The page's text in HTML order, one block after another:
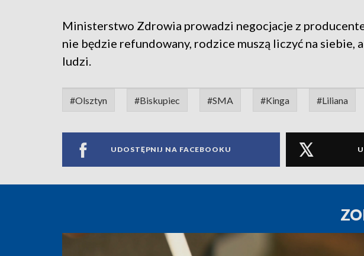
Ministerstwo Zdrowia prowadzi negocjacje z
nie będzie refundowany, rodzice muszą liczyć na siebie,
ludzi.
#Olsztyn #Biskupiec #SMA #Kinga #Liliana
UDOSTĘPNIJ NA FACEBOOKU